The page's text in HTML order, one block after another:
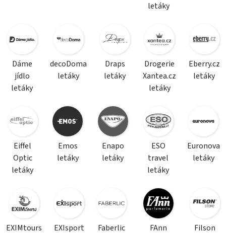
letáky
Dáme
jídlo
letáky
decoDoma
letáky
Draps
letáky
Drogerie
Xantea.cz
letáky
Eberry.cz
letáky
Eiffel
Optic
letáky
Emos
letáky
Enapo
letáky
ESO
travel
letáky
Euronova
letáky
EXIMtours
EXIsport
Faberlic
FAnn
Filson